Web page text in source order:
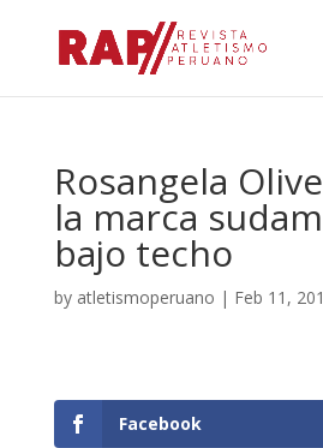
Rosangela
la marca
bajo techo
by atletismoperuano | Feb 11,
Facebook